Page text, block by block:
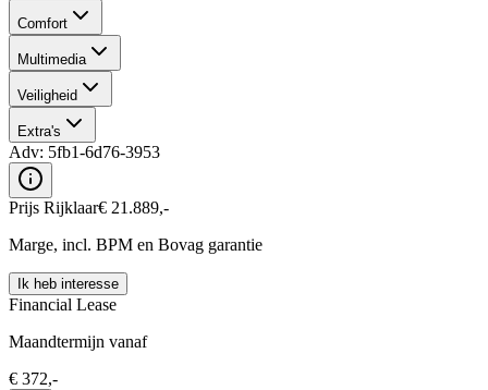
Comfort
Multimedia
Veiligheid
Extra's
Adv: 5fb1-6d76-3953
Prijs Rijklaar€ 21.889,-
Marge, incl. BPM en Bovag garantie
Ik heb interesse
Financial Lease
Maandtermijn vanaf
€ 372,-